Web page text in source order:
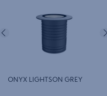
Föregående
ONYX LIGHTSON GREY